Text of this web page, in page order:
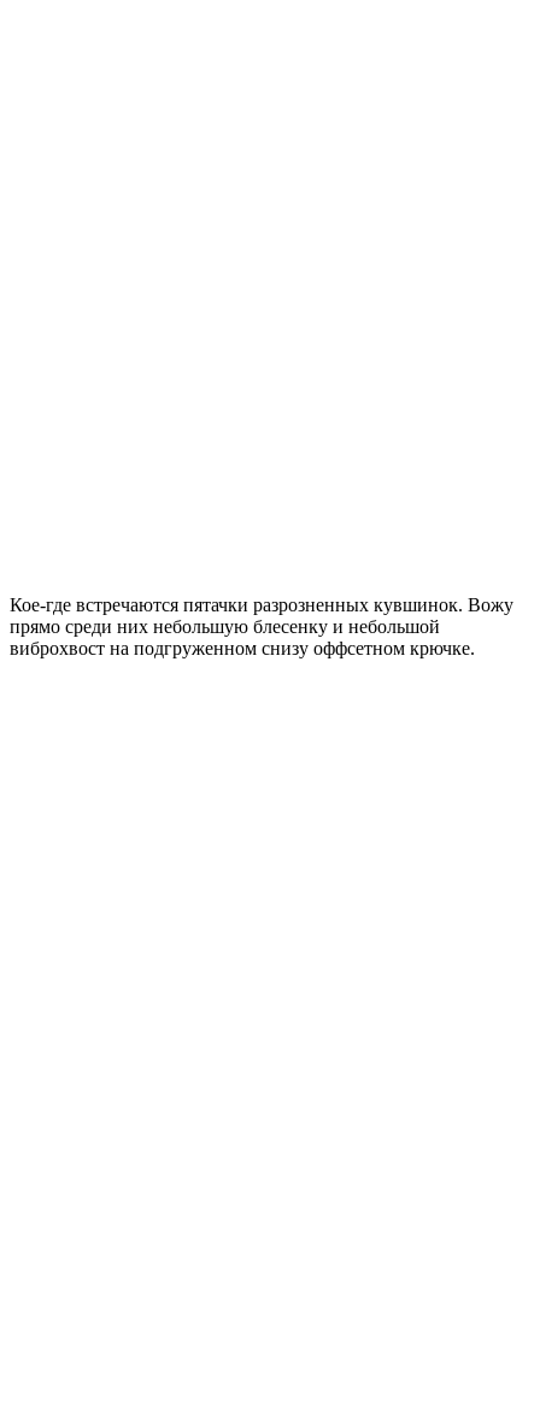
Кое-где встречаются пятачки разрозненных кувшинок. Вожу
прямо среди них небольшую блесенку и небольшой
виброхвост на подгруженном снизу оффсетном крючке.